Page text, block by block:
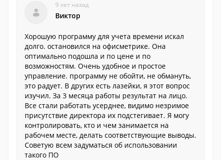
9 лет назад
Виктор
Хорошую программу для учета времени искал
долго. остановился на офисметрике. Она
оптимально подошла и по цене и по
возможностям. Очень удобное и простое
управление. программу не обойти, не обмануть,
это радует. В других есть лазейки, я этот вопрос
изучил. За 3 месяца работы результат на лицо.
Все стали работать усерднее, видимо незримое
присутствие директора их подстегивает. Я могу
контролировать, кто и чем занимается на
рабочем месте, делать соответствующие выводы.
Советую всем задуматься об использовании
такого ПО